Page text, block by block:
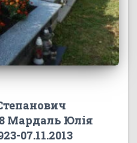
Мардаль Юлія
07.11.2013